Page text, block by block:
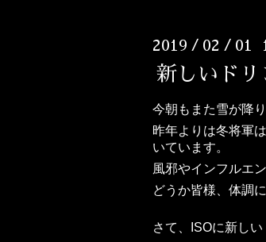
2019 / 02 / 01
新しいドリ
今朝もまた雪が降
昨年よりは冬将軍
いています。
風邪やインフルエ
どうか皆様、体調
さて、ISOに新し